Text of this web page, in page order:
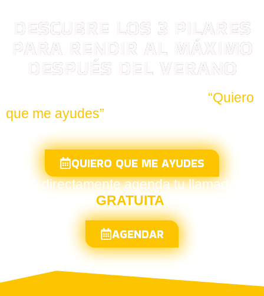
DESCUBRE LOS 3 PILARES
PARA RENDIR AL MÁXIMO
DESPUÉS DEL VERANO
“Quiero
que me ayudes”
QUIERO QUE ME AYUDES
O directamente agenda tu llamada
GRATUITA
AGENDAR